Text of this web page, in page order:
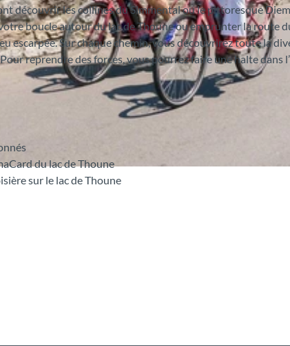
découvrir les collines du Simmental ou le pittoresque
boucle autour du lac de Thoune ou emprunter la route
escarpée. Sur chaque chemin, vous découvrirez toute la
reprendre des forces, vous pourrez faire une halte dans
du lac de Thoune
sur le lac de Thoune